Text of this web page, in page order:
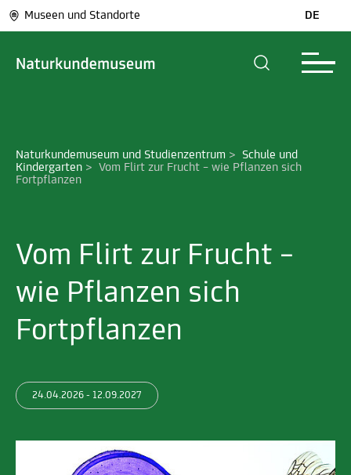
Museen und Standorte DE
Naturkundemuseum und Studienzentrum > Schule und
Kindergarten > Vom Flirt zur Frucht – wie Pflanzen sich
Fortpflanzen
Vom Flirt zur Frucht –
wie Pflanzen sich
Fortpflanzen
24.04.2026 - 12.09.2027